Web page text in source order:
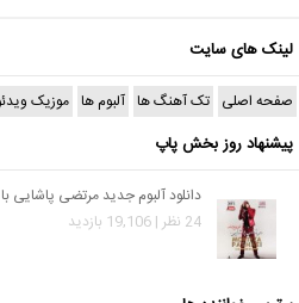
لینک های سایت
صفحه اصلی تک آهنگ ها آلبوم ها موزیک
پیشنهاد روز بخش پاپ
دانلود آلبوم جدید مرتضی
24 نظر | 19,106 بازدید